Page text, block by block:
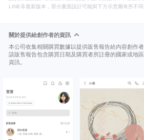
LINE非最新版本，部分畫面設計可能與下方示意圖有所不同
關於提供給創作者的資訊
本公司收集相關購買數據以提供販售報告給內容創作者
該販售報告包含購買日期及購買者所註冊的國家或地
資訊。